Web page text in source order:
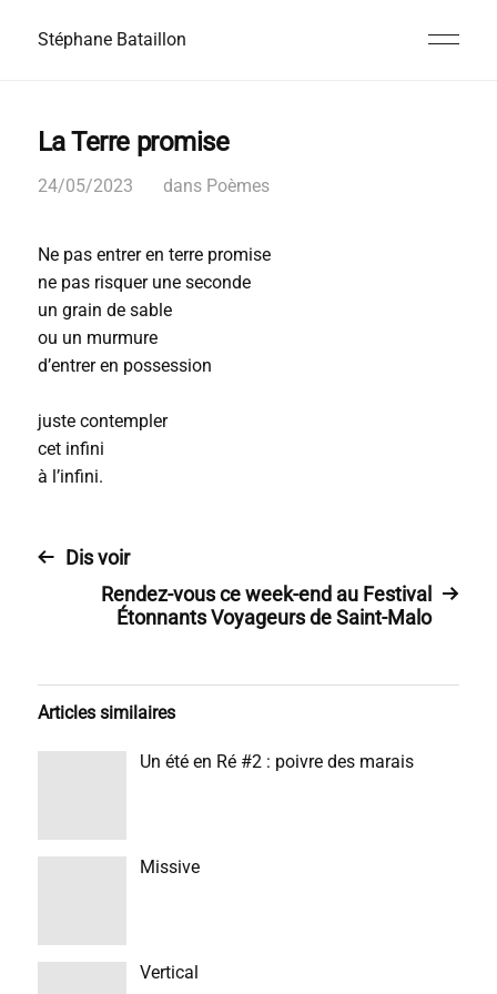
Stéphane Bataillon
La Terre promise
24/05/2023 dans Poèmes
Ne pas entrer en terre promise
ne pas risquer une seconde
un grain de sable
ou un murmure
d’entrer en possession
juste contempler
cet infini
à l’infini.
Dis voir
Rendez-vous ce week-end au Festival
Étonnants Voyageurs de Saint-Malo
Articles similaires
Un été en Ré #2 : poivre des marais
Missive
Vertical